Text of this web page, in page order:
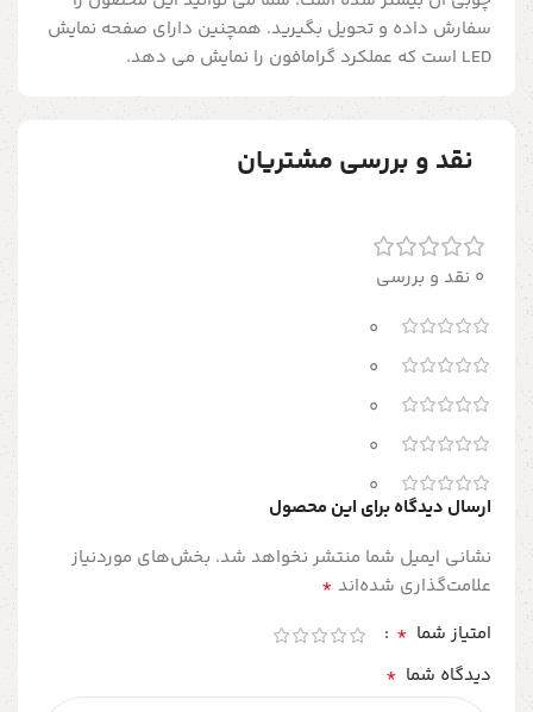
سفارش داده و تحویل بگیرید. همچنین دارای صفحه نمایش
LED است که عملکرد گرامافون را نمایش می دهد.
نقد و بررسی مشتریان
0 نقد و بررسی
0
0
0
0
0
ارسال دیدگاه برای این محصول
نشانی ایمیل شما منتشر نخواهد شد. بخش‌های موردنیاز
علامت‌گذاری شده‌اند *
امتیاز شما *
دیدگاه شما *